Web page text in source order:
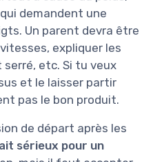
demandent une
Un parent devra être
expliquer les
etc. Si tu veux
et le laisser partir
pas le bon produit.
de départ après les
sérieux pour un